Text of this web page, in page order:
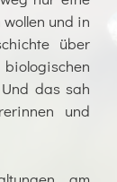
und in
über
das sah
und